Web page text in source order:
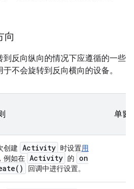
向
反向纵向的情况下应遵循的一些
不会旋转到反向横向的设备。
单窗
创建 Activity 时设置用
，例如在 Activity 的
on
) 回调中进行设置。